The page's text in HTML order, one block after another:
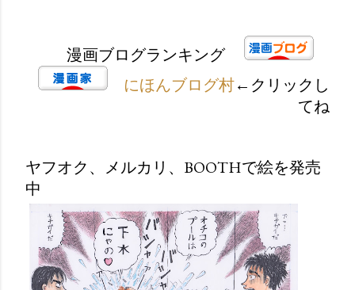
漫画ブログランキング
にほんブログ村←クリックし
てね
ヤフオク、メルカリ、BOOTHで絵を発売
中